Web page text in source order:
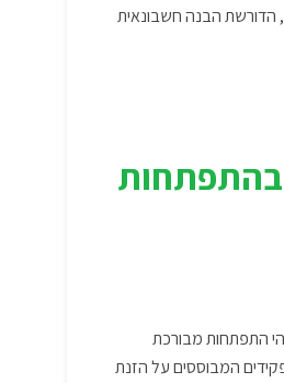
הדורשת הבנה חשבונאית
בהתפתחות
התפתחות מבורכת
המבוססים על הזנת